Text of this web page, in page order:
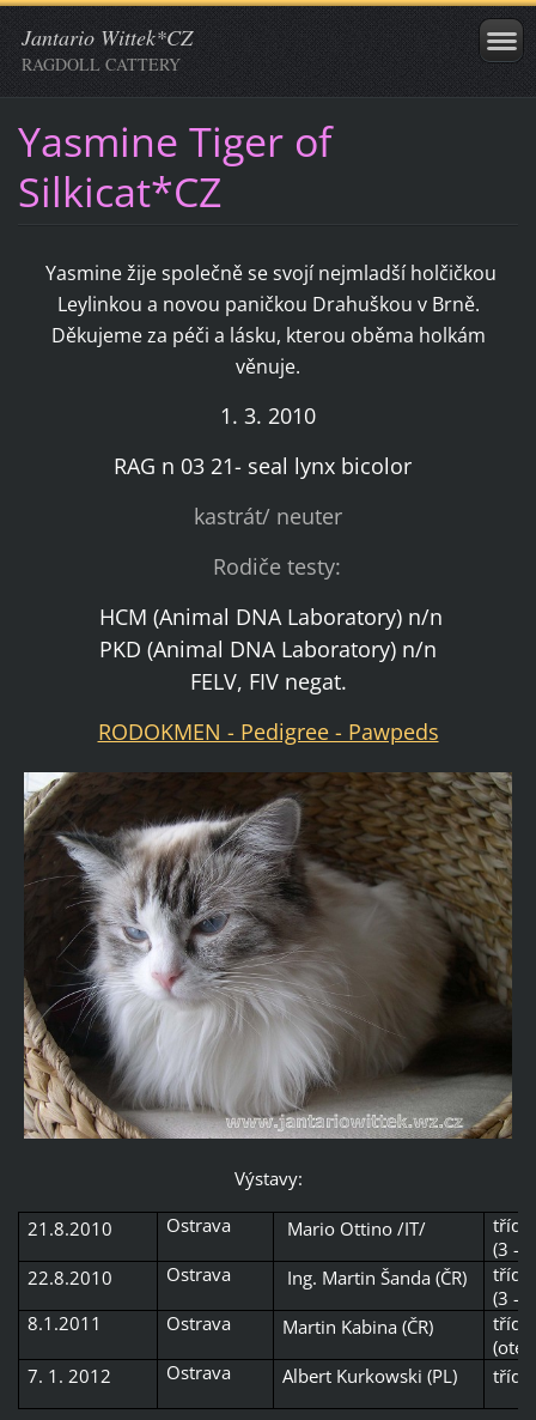
Jantario Wittek*CZ
RAGDOLL CATTERY
Yasmine Tiger of
Silkicat*CZ
Yasmine žije společně se svojí nejmladší holčičkou
Leylinkou a novou paničkou Drahuškou v Brně.
Děkujeme za péči a lásku, kterou oběma holkám
věnuje.
1. 3. 2010
RAG n 03 21- seal lynx bicolor
kastrát/ neuter
Rodiče testy:
HCM (Animal DNA Laboratory) n/n
PKD (Animal DNA Laboratory) n/n
FELV, FIV negat.
RODOKMEN - Pedigree - Pawpeds
Výstavy:
21.8.2010 Ostrava Mario Ottino /IT/
třída
(3 -
22.8.2010
Ostrava Ing. Martin Šanda (ČR)
třída
(3 -
8.1.2011
Ostrava Martin Kabina (ČR)
třída
7. 1. 2012
Ostrava Albert Kurkowski (PL) třída